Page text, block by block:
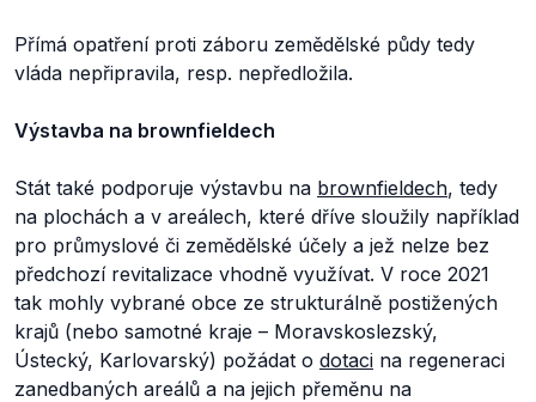
Přímá opatření proti záboru zemědělské půdy tedy
vláda nepřipravila, resp. nepředložila.
Výstavba na brownfieldech
Stát také podporuje výstavbu na brownfieldech, tedy
na plochách a v areálech, které dříve sloužily například
pro průmyslové či zemědělské účely a jež nelze bez
předchozí revitalizace vhodně využívat. V roce 2021
tak mohly vybrané obce ze strukturálně postižených
krajů (nebo samotné kraje – Moravskoslezský,
Ústecký, Karlovarský) požádat o dotaci na regeneraci
zanedbaných areálů a na jejich přeměnu na